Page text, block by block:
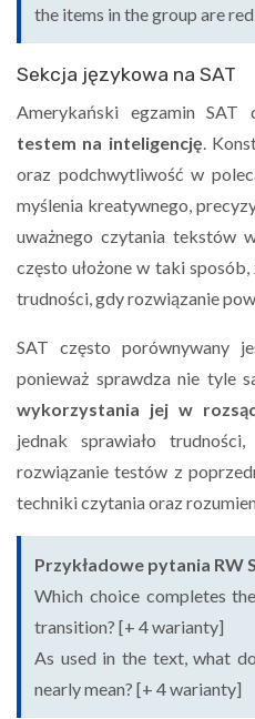
the items in the group are
Sekcja językowa na SAT
Amerykański egzamin
testem na inteligencję.
oraz podchwytliwość w
myślenia kreatywnego,
uważnego czytania tekstów
często ułożone w taki
trudności, gdy rozwiązanie
SAT często porównywany
ponieważ sprawdza nie tyle
wykorzystania jej w
jednak sprawiało
rozwiązanie testów z
techniki czytania oraz
Przykładowe pytania RW
Which choice completes
transition? [+ 4 warianty]
As used in the text, what
nearly mean? [+ 4 warianty]